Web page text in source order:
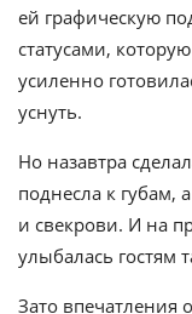
ей графическую
статусами,
усиленно
уснуть.
Но назавтра
поднесла к губам,
и свекрови. И на
улыбалась гостям
Зато впечатления